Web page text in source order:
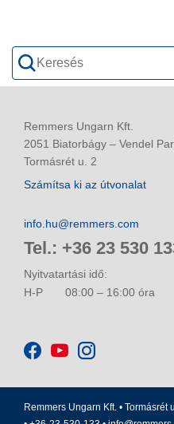
Remmers Ungarn Kft.
2051 Biatorbágy – Vendel
Tormásrét u. 2
Számítsa ki az útvonalat
info.hu@remmers.com
Tel.: +36 23 530
Nyitvatartási idő:
H-P
08:00 – 16:00 óra
Remmers Ungarn Kft. •